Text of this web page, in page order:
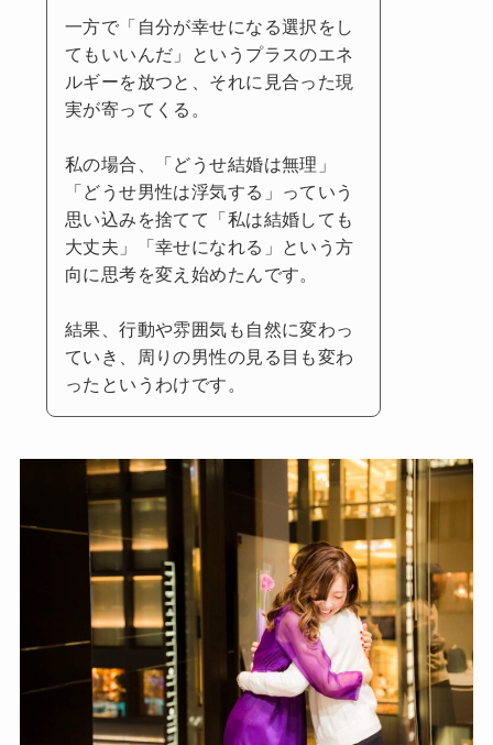
一方で「自分が幸せになる選択をし
てもいいんだ」というプラスのエネ
ルギーを放つと、それに見合った現
実が寄ってくる。
私の場合、「どうせ結婚は無理」
「どうせ男性は浮気する」っていう
思い込みを捨てて「私は結婚しても
大丈夫」「幸せになれる」という方
向に思考を変え始めたんです。
結果、行動や雰囲気も自然に変わっ
ていき、周りの男性の見る目も変わ
ったというわけです。